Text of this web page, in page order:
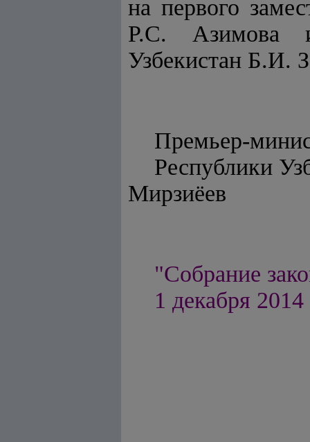
на первого
Р.С. Азимова и
Узбекистан Б.И.
Премьер-
Мирзиёев
"Собрание
1 декабря